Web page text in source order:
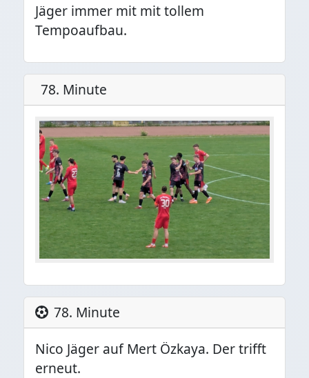
Jäger immer mit mit tollem
Tempoaufbau.
78. Minute
78. Minute
Nico Jäger auf Mert Özkaya. Der trifft
erneut.